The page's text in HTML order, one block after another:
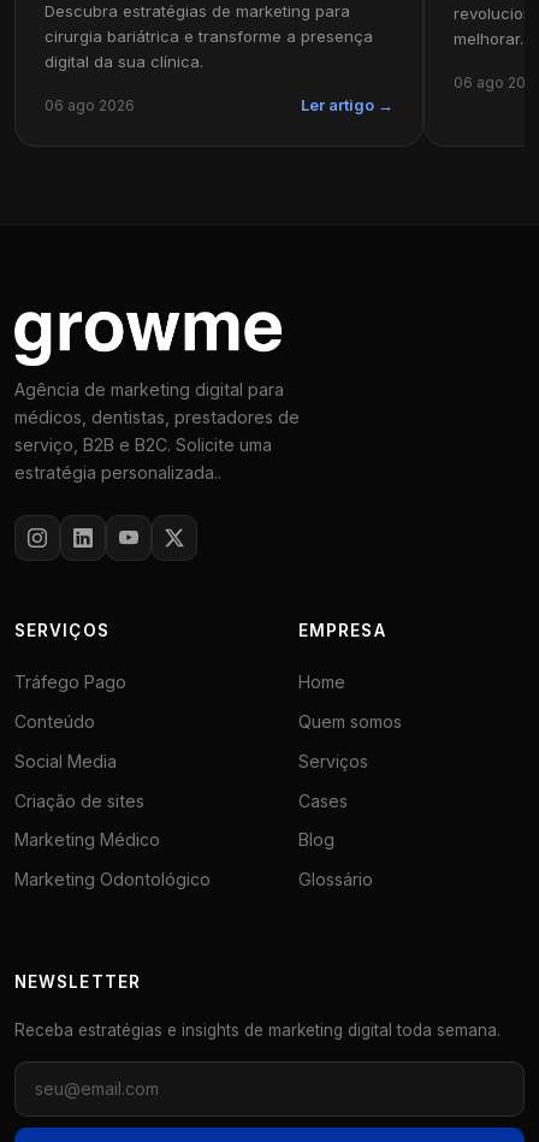
Descubra estratégias de marketing para
cirurgia bariátrica e transforme a presença
digital da sua clínica.
06 ago 2026 Ler artigo →
melhorar...
06 ago
Agência de marketing digital para
médicos, dentistas, prestadores de
serviço, B2B e B2C. Solicite uma
estratégia personalizada..
SERVIÇOS
Tráfego Pago
Conteúdo
Social Media
Criação de sites
Marketing Médico
Marketing Odontológico
EMPRESA
Home
Quem somos
Serviços
Cases
Blog
Glossário
NEWSLETTER
Receba estratégias e insights de marketing digital toda semana.